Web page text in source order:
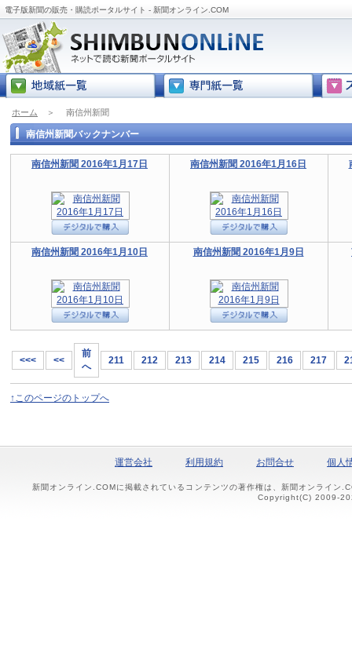
電子版新聞の販売・購読ポータルサイト - 新聞オンライン.COM
ホーム ＞ 南信州新聞
南信州新聞バックナンバー
南信州新聞 2016年1月17日 南信州新聞 2016年1月16日
南信州新聞 2016年1月10日 南信州新聞 2016年1月9日
<<< <<
前
へ
211 212 213 214 215 216 217
↑このページのトップへ
運営会社 利用規約 お問合せ 個人
新聞オンライン.COMに掲載されているコンテンツの著作権は、新聞オンライン
Copyright(C) 2009-